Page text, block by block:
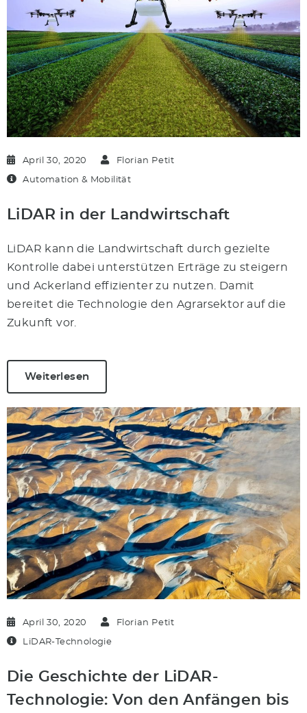
April 30, 2020 Florian Petit
Automation & Mobilität
LiDAR in der Landwirtschaft
LiDAR kann die Landwirtschaft durch gezielte
Kontrolle dabei unterstützen Erträge zu steigern
und Ackerland effizienter zu nutzen. Damit
bereitet die Technologie den Agrarsektor auf die
Zukunft vor.
Weiterlesen
April 30, 2020 Florian Petit
LiDAR-Technologie
Die Geschichte der LiDAR-
Technologie: Von den Anfängen bis